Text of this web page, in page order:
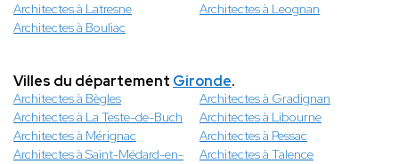
Architectes à Latresne
Architectes à Leognan
Architectes à Bouliac
Villes du département Gironde.
Architectes à Bègles
Architectes à Gradignan
Architectes à La Teste-de-Buch
Architectes à Libourne
Architectes à Mérignac
Architectes à Pessac
Architectes à Saint-Médard-en-
Architectes à Talence